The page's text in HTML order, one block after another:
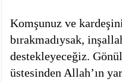
Komşunuz ve
bırakmadıysak,
destekleyeceğiz.
üstesinden Allah’ın